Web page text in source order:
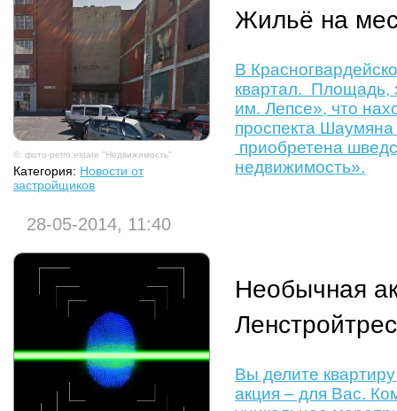
©: фото-petro.estate "Недвижимость"
Категория: Новости от
застройщиков
Жильё на
В
квартал. Площадь,
им. Лепсе», что
проспекта
приобретена
недвижимость».
28-05-2014, 11:40
Необычная
Вы делите
акция – для Вас.